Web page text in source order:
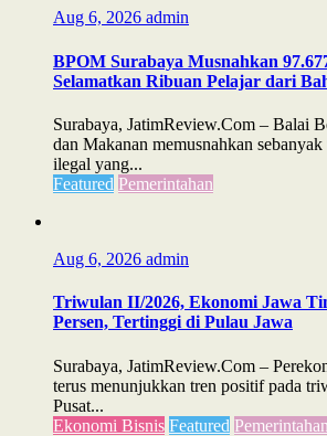
Aug 6, 2026 admin
BPOM Surabaya Musnahkan
Selamatkan Ribuan Pelajar dari
Surabaya, JatimReview.Com – Balai
dan Makanan memusnahkan
ilegal yang...
Featured Pemerintahan
Aug 6, 2026 admin
Triwulan II/2026, Ekonomi Jawa
Persen, Tertinggi di Pulau Jawa
Surabaya, JatimReview.Com –
terus menunjukkan tren positif pada
Pusat...
Ekonomi Bisnis Featured Pemerintahan